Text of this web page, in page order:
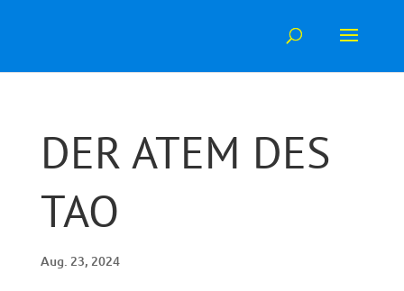
DER ATEM DES
TAO
Aug. 23, 2024